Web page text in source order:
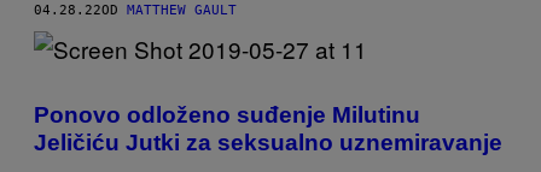
04.28.22OD MATTHEW GAULT
Ponovo odloženo suđenje Milutinu
Jeličiću Jutki za seksualno uznemiravanje